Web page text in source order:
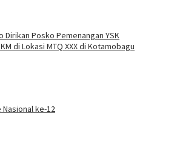
Posko Pemenangan YSK
di Lokasi MTQ XXX di Kotamobagu
ke-12